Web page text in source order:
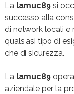
La lamuc89 si
successo alla
di network locali e
qualsiasi tipo di
che di sicurezza.
La lamuc89
aziendale per la